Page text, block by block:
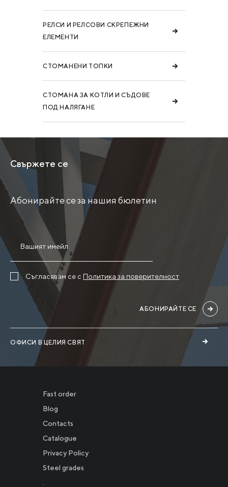
РЕЛСИ И РЕЛСОВИ СКРЕПЕЖНИ
ЕЛЕМЕНТИ
СТОМАНЕНИ ТОПКИ
СТОМАНА ЗА КОТЛИ И СЪДОВЕ
ПОД НАЛЯГАНЕ
Свържете се
Абонирайте се за нашия бюлетин
ОФИСИ В ЦЕЛИЯ СВЯТ
Съгласявам се с Политика за поверителност
АБОНИРАЙТЕ СЕ
Fast order
Blog
Contacts
Catalogue
Privacy Policy
Steel grades
.
Новости
Инвесторам